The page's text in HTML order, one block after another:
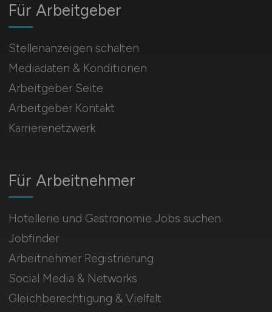
Für Arbeitnehmer
Hotellerie und Gastronomie Jobs suchen
Jobfinder
Arbeitnehmer Registrierung
Social Media & Networks
Gleichberechtigung & Vielfalt
Für Arbeitgeber
Stellenanzeigen schalten
Mediadaten & Konditionen
Arbeitgeber Seite
Arbeitgeber Kontakt
Karrierenetzwerk